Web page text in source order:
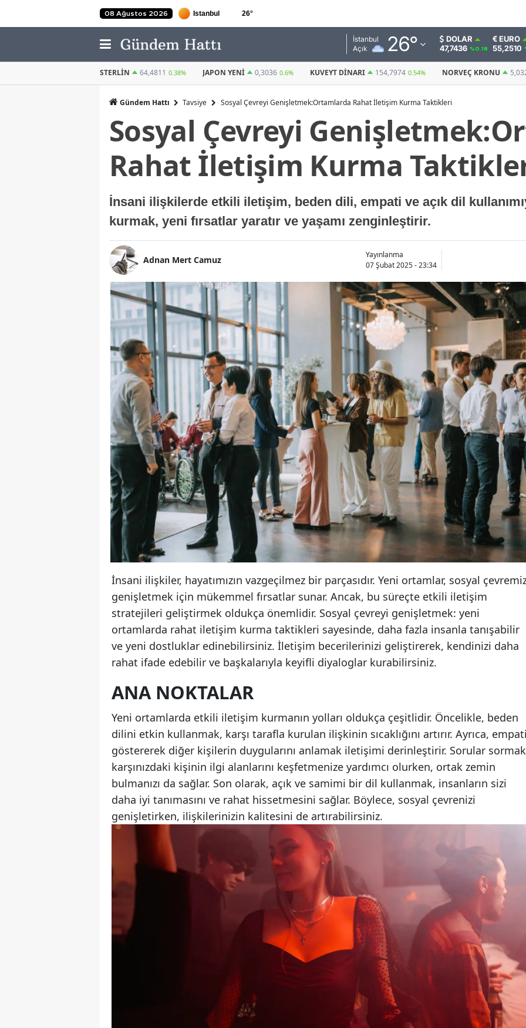
08 Ağustos 2026 26°
İstanbul
Açık
26°
Adana
Adıyaman
Afyonkarahisar
Ağrı
Amasya
Antalya
Artvin
Aydın
Balıkesir
Bingöl
Bitlis
Bolu
Burdur
Bursa
Çanakkale
Çankırı
Çorum
Denizli
Diyarbakır
Edirne
Elazığ
Erzurum
Eskişehir
Gaziantep
Hakkari
Hatay
Isparta
Mersin
Kastamonu
Kayseri
Kırklareli
Kırşehir
Kocaeli
Konya
DOLAR
47,7436 %0.18
EURO
55,2510
JAPON YENI 0,3036 0.6% KUVEYT DINARI 154,7974 0.54% NORVEÇ KRONU 5,0328 0.58% BITCOIN(USDT)
Gündem Hattı Tavsiye Sosyal Çevreyi Genişletmek:Ortamlarda Rahat İletişim Kurma Taktikleri
Sosyal Çevreyi
Rahat İletişim Kurma
İnsani ilişkilerde etkili iletişim, beden dili, empati ve açık dil
kurmak, yeni fırsatlar yaratır ve yaşamı zenginleştirir.
Adnan Mert Camuz
Yayınlanma
07 Şubat 2025 - 23:34
İnsani ilişkiler, hayatımızın vazgeçilmez bir parçasıdır. Yeni ortamlar, sosyal
genişletmek için mükemmel fırsatlar sunar. Ancak, bu süreçte etkili iletişim
stratejileri geliştirmek oldukça önemlidir. Sosyal çevreyi genişletmek: yeni
ortamlarda rahat iletişim kurma taktikleri sayesinde, daha fazla insanla tanışabilir
ve yeni dostluklar edinebilirsiniz. İletişim becerilerinizi geliştirerek, kendinizi daha
rahat ifade edebilir ve başkalarıyla keyifli diyaloglar kurabilirsiniz.
ANA NOKTALAR
Yeni ortamlarda etkili iletişim kurmanın yolları oldukça çeşitlidir. Öncelikle, beden
dilini etkin kullanmak, karşı tarafla kurulan ilişkinin sıcaklığını artırır. Ayrıca,
göstererek diğer kişilerin duygularını anlamak iletişimi derinleştirir. Sorular
karşınızdaki kişinin ilgi alanlarını keşfetmenize yardımcı olurken, ortak zemin
bulmanızı da sağlar. Son olarak, açık ve samimi bir dil kullanmak, insanların sizi
daha iyi tanımasını ve rahat hissetmesini sağlar. Böylece, sosyal çevrenizi
genişletirken, ilişkilerinizin kalitesini de artırabilirsiniz.